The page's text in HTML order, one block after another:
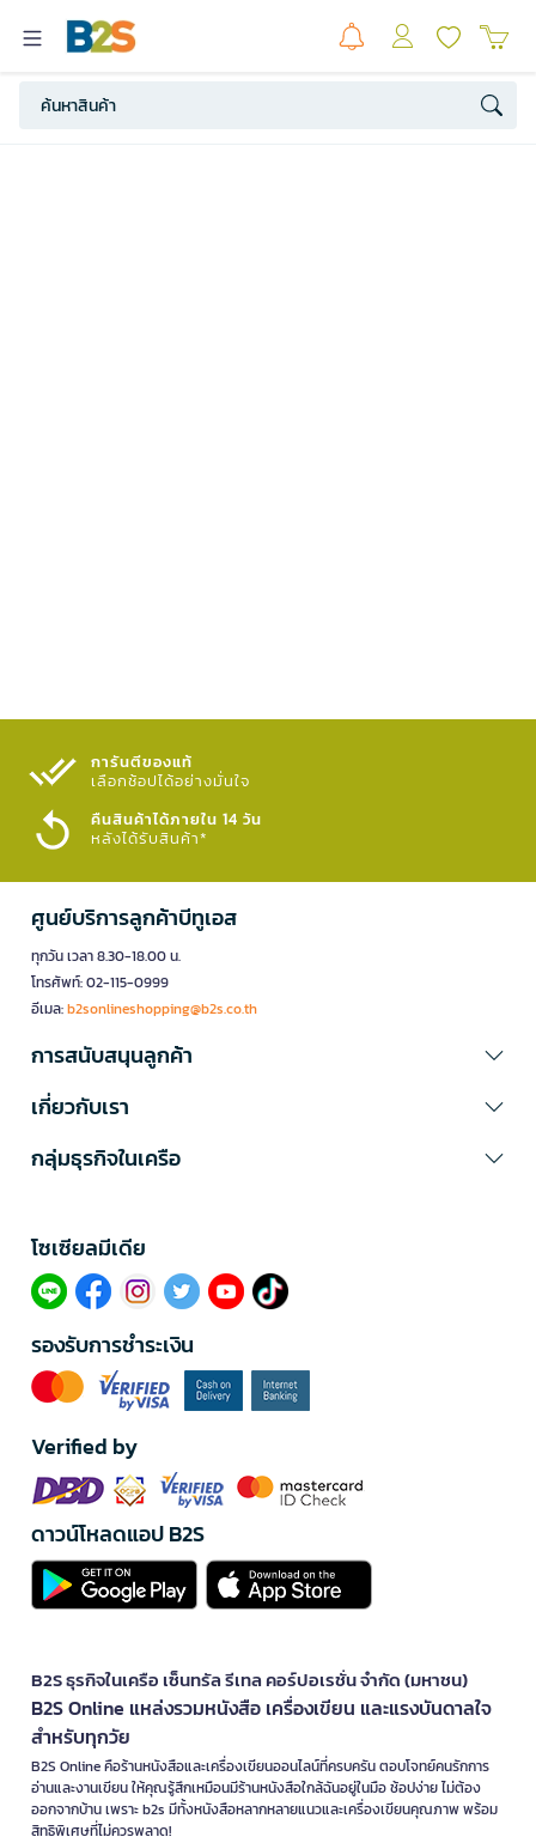
การันตีของแท้
เลือกช้อปได้อย่างมั่นใจ​
คืนสินค้าได้ภายใน 14 วัน
หลังได้รับสินค้า*
ศูนย์บริการลูกค้าบีทูเอส
ทุกวัน เวลา 8.30-18.00 น.
โทรศัพท์: 02-115-0999
อีเมล:b2sonlineshopping@b2s.co.th
การสนับสนุนลูกค้า
เกี่ยวกับเรา
กลุ่มธุรกิจในเครือ
โซเซียลมีเดีย​
รองรับการชำระเงิน
Verified by
ดาวน์โหลดแอป B2S
B2S ธุรกิจในเครือ เซ็นทรัล รีเทล คอร์ปอเรชั่น จำกัด (มหาชน)
B2S Online แหล่งรวมหนังสือ เครื่องเขียน และแรงบันดาลใจ
สำหรับทุกวัย
B2S Online คือร้านหนังสือและเครื่องเขียนออนไลน์ที่ครบครัน ตอบโจทย์คนรักการ
อ่านและงานเขียน ให้คุณรู้สึกเหมือนมีร้านหนังสือใกล้ฉันอยู่ในมือ ช้อปง่าย ไม่ต้อง
ออกจากบ้าน เพราะ b2s มีทั้งหนังสือหลากหลายแนวและเครื่องเขียนคุณภาพ พร้อม
สิทธิพิเศษที่ไม่ควรพลาด!